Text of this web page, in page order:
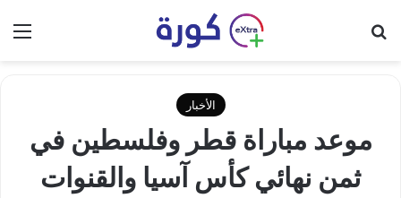
الأخبار
موعد مباراة قطر وفلسطين في
ثمن نهائي كأس آسيا والقنوات